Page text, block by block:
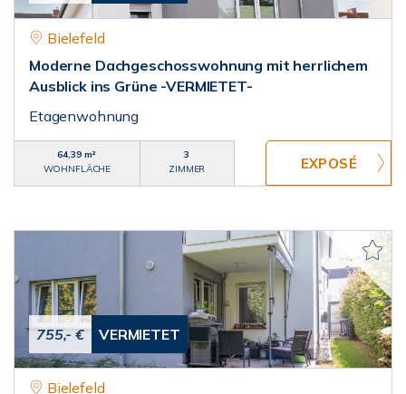
Bielefeld
Moderne Dachgeschosswohnung mit herrlichem
Ausblick ins Grüne -VERMIETET-
Etagenwohnung
64,39 m²
WOHNFLÄCHE
3
ZIMMER
755,- € VERMIETET
Bielefeld